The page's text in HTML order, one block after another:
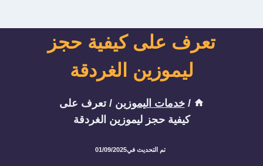
تعرف على كيفية حجز
ليموزين الغردقة
/ خدمات اليموزين / تعرف على
كيفية حجز ليموزين الغردقة
تم التحديث في01/09/2025